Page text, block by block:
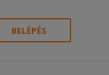
BELÉPÉS